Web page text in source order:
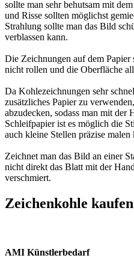
sollte man sehr behutsam mit
und Risse sollten möglichst
Strahlung sollte man das Bild
verblassen kann.
Die Zeichnungen auf dem
nicht rollen und die Oberfläche
Da Kohlezeichnungen sehr
zusätzliches Papier zu
abzudecken, sodass man mit
Schleifpapier ist es möglich die
auch kleine Stellen präzise malen
Zeichnet man das Bild an einer
nicht direkt das Blatt mit der
verschmiert.
Zeichenkohle kaufen
AMI Künstlerbedarf